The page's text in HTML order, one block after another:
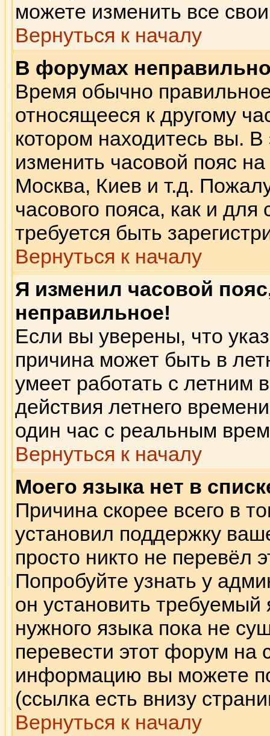
можете изменить все
Вернуться к началу
В форумах
Время обычно
относящееся к другому
котором находитесь вы.
изменить часовой пояс
Москва, Киев и т.д.
часового пояса, как и
требуется быть
Вернуться к началу
Я изменил часовой
неправильное!
Если вы уверены, что
причина может быть в
умеет работать с летним
действия летнего
один час с реальным
Вернуться к началу
Моего языка нет в
Причина скорее всего в
установил поддержку
просто никто не перевёл
Попробуйте узнать у
он установить
нужного языка пока не
перевести этот форум на
информацию вы можете
(ссылка есть внизу
Вернуться к началу